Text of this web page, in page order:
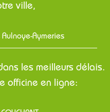
ville,
Aulnoye-Aymeries
les meilleurs délais.
officine en ligne: